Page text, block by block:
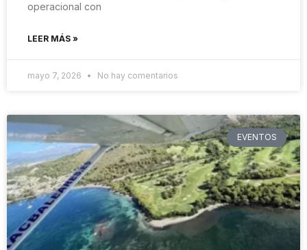
operacional con
LEER MÁS »
mayo 7, 2026 No hay comentarios
EVENTOS